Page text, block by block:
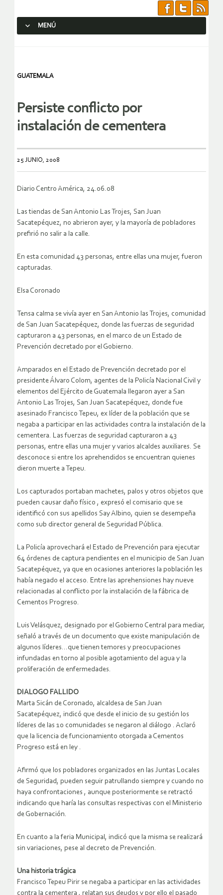
MENÚ
GUATEMALA
Persiste conflicto por
instalación de cementera
25 JUNIO, 2008
Diario Centro América, 24.06.08
Las tiendas de San Antonio Las Trojes, San Juan
Sacatepéquez, no abrieron ayer, y la mayoría de pobladores
prefirió no salir a la calle.
En esta comunidad 43 personas, entre ellas una mujer, fueron
capturadas.
Elsa Coronado
Tensa calma se vivía ayer en San Antonio las Trojes, comunidad
de San Juan Sacatepéquez, donde las fuerzas de seguridad
capturaron a 43 personas, en el marco de un Estado de
Prevención decretado por el Gobierno.
Amparados en el Estado de Prevención decretado por el
presidente Álvaro Colom, agentes de la Policía Nacional Civil y
elementos del Ejército de Guatemala llegaron ayer a San
Antonio Las Trojes, San Juan Sacatepéquez, donde fue
asesinado Francisco Tepeu, ex líder de la población que se
negaba a participar en las actividades contra la instalación de la
cementera. Las fuerzas de seguridad capturaron a 43
personas, entre ellas una mujer y varios alcaldes auxiliares. Se
desconoce si entre los aprehendidos se encuentran quienes
dieron muerte a Tepeu.
Los capturados portaban machetes, palos y otros objetos que
pueden causar daño físico , expresó el comisario que se
identificó con sus apellidos Say Albino, quien se desempeña
como sub director general de Seguridad Pública.
La Policía aprovechará el Estado de Prevención para ejecutar
64 órdenes de captura pendientes en el municipio de San Juan
Sacatepéquez, ya que en ocasiones anteriores la población les
había negado el acceso. Entre las aprehensiones hay nueve
relacionadas al conflicto por la instalación de la fábrica de
Cementos Progreso.
Luis Velásquez, designado por el Gobierno Central para mediar,
señaló a través de un documento que existe manipulación de
algunos líderes…que tienen temores y preocupaciones
infundadas en torno al posible agotamiento del agua y la
proliferación de enfermedades.
DIALOGO FALLIDO
Marta Sicán de Coronado, alcaldesa de San Juan
Sacatepéquez, indicó que desde el inicio de su gestión los
líderes de las 10 comunidades se negaron al diálogo . Aclaró
que la licencia de funcionamiento otorgada a Cementos
Progreso está en ley .
Afirmó que los pobladores organizados en las Juntas Locales
de Seguridad, pueden seguir patrullando siempre y cuando no
haya confrontaciones , aunque posteriormente se retractó
indicando que haría las consultas respectivas con el Ministerio
de Gobernación.
En cuanto a la feria Municipal, indicó que la misma se realizará
sin variaciones, pese al decreto de Prevención.
Una historia trágica
Francisco Tepeu Pirir se negaba a participar en las actividades
contra la cementera , relatan sus deudos y por ello el pasado